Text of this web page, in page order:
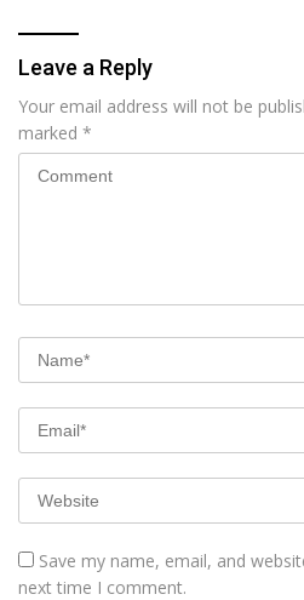
Leave a Reply
Your email address will not be
marked *
Save my name, email, and
next time I comment.